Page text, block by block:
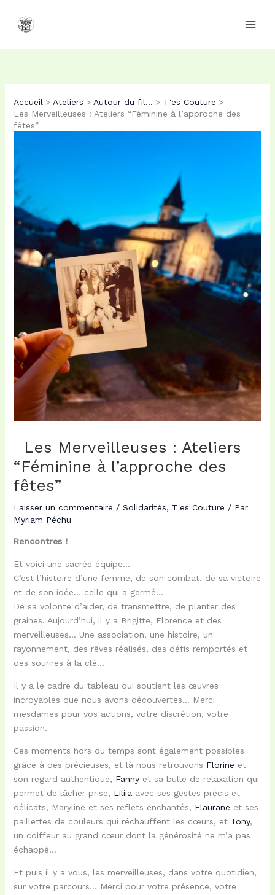
contenu
Accueil Ateliers Autour du fil...
T'es Couture
Les Merveilleuses : Ateliers “Féminine à l’approche des
fêtes”
Les Merveilleuses : Ateliers
“Féminine à l’approche des
fêtes”
Laisser un commentaire / Solidarités, T'es Couture / Par
Myriam Péchu
Rencontres !
Et voici une sacrée équipe…
C’est l’histoire d’une femme, de son combat, de sa victoire
et de son idée… celle qui a germé…
De sa volonté d’aider, de transmettre, de planter des
graines. Aujourd’hui, il y a Brigitte, Florence et des
merveilleuses… Une association, une histoire, un
rayonnement, des rêves réalisés, des défis remportés et
des sourires à la clé…
Il y a le cadre du tableau qui soutient les œuvres
incroyables que nous avons découvertes… Merci
mesdames pour vos actions, votre discrétion, votre
passion.
Ces moments hors du temps sont également possibles
grâce à des précieuses, et là nous retrouvons Florine et
son regard authentique, Fannyet sa bulle de relaxation qui
permet de lâcher prise, Liliiaavec ses gestes précis et
délicats, Maryline et ses reflets enchantés, Flaurane et ses
paillettes de couleurs qui réchauffent les cœurs, et Tony,
un coiffeur au grand cœur dont la générosité ne m’a pas
échappé…
Et puis il y a vous, les merveilleuses, dans votre quotidien,
sur votre parcours… Merci pour votre présence, votre